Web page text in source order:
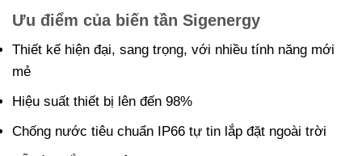
Ưu điểm của biến tần Sigenergy
Thiết kế hiện đại, sang trọng, với nhiều tính năng mới
mẻ
Hiệu suất thiết bị lên đến 98%
Chống nước tiêu chuẩn IP66 tự tin lắp đặt ngoài trời